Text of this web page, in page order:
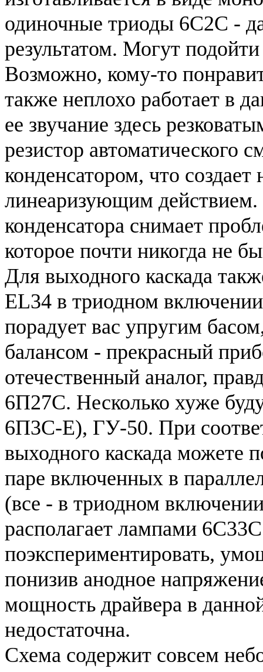
одиночные триоды 6C2C -
результатом. Могут
Возможно, кому-то
также неплохо работает в
ее звучание здесь
резистор автоматического
конденсатором, что
линеаризующим действием.
конденсатора снимает
которое почти никогда не
Для выходного каскада
EL34 в триодном
порадует вас упругим
балансом - прекрасный
отечественный аналог,
6П27С. Несколько хуже
6П3С-Е), ГУ-50. При
выходного каскада
паре включенных в
(все - в триодном
располагает лампами
поэкспериментировать,
понизив анодное
мощность драйвера в
недостаточна.
Схема содержит совсем